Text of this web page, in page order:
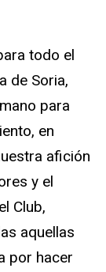
todo el
de Soria,
para
en
afición
y el
Club,
aquellas
por hacer